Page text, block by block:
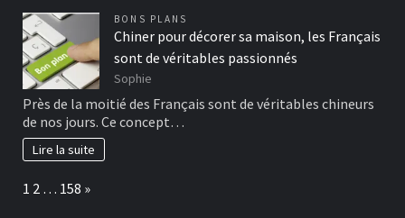
BONS PLANS
Chiner pour décorer sa maison, les Français
sont de véritables passionnés
Sophie
Près de la moitié des Français sont de véritables chineurs
de nos jours. Ce concept…
Lire la suite
Page:
1 2 … 158 Next
»